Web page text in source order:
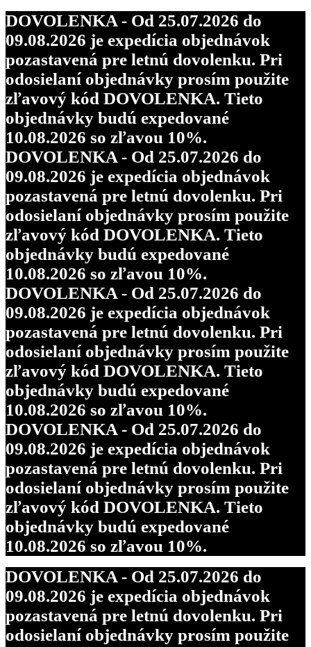
DOVOLENKA - Od 25.07.2026 do
09.08.2026 je expedícia objednávok
pozastavená pre letnú dovolenku. Pri
odosielaní objednávky prosím použite
zľavový kód DOVOLENKA. Tieto
objednávky budú expedované
10.08.2026 so zľavou 10%.
DOVOLENKA - Od 25.07.2026 do
09.08.2026 je expedícia objednávok
pozastavená pre letnú dovolenku. Pri
odosielaní objednávky prosím použite
zľavový kód DOVOLENKA. Tieto
objednávky budú expedované
10.08.2026 so zľavou 10%.
DOVOLENKA - Od 25.07.2026 do
09.08.2026 je expedícia objednávok
pozastavená pre letnú dovolenku. Pri
odosielaní objednávky prosím použite
zľavový kód DOVOLENKA. Tieto
objednávky budú expedované
10.08.2026 so zľavou 10%.
DOVOLENKA - Od 25.07.2026 do
09.08.2026 je expedícia objednávok
pozastavená pre letnú dovolenku. Pri
odosielaní objednávky prosím použite
zľavový kód DOVOLENKA. Tieto
objednávky budú expedované
10.08.2026 so zľavou 10%.
DOVOLENKA - Od 25.07.2026 do
09.08.2026 je expedícia objednávok
pozastavená pre letnú dovolenku. Pri
odosielaní objednávky prosím použite